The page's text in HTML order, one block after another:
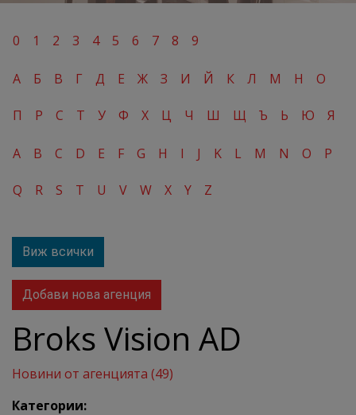
0 1 2 3 4 5 6 7 8 9
А Б В Г Д Е Ж З И Й К Л М Н О
П Р С Т У Ф Х Ц Ч Ш Щ Ъ Ь Ю Я
A B C D E F G H I J K L M N O P
Q R S T U V W X Y Z
Виж всички
Добави нова агенция
Broks Vision AD
Новини от агенцията (49)
Категории: